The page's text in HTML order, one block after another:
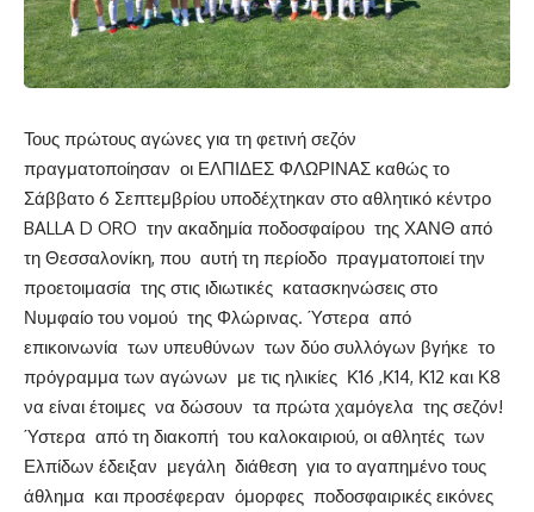
Τους πρώτους αγώνες για τη φετινή σεζόν
πραγματοποίησαν οι ΕΛΠΙΔΕΣ ΦΛΩΡΙΝΑΣ καθώς το
Σάββατο 6 Σεπτεμβρίου υποδέχτηκαν στο αθλητικό κέντρο
BALLA D ORO την ακαδημία ποδοσφαίρου της ΧΑΝΘ από
τη Θεσσαλονίκη, που αυτή τη περίοδο πραγματοποιεί την
προετοιμασία της στις ιδιωτικές κατασκηνώσεις στο
Νυμφαίο του νομού της Φλώρινας. Ύστερα από
επικοινωνία των υπευθύνων των δύο συλλόγων βγήκε το
πρόγραμμα των αγώνων με τις ηλικίες Κ16 ,Κ14, Κ12 και Κ8
να είναι έτοιμες να δώσουν τα πρώτα χαμόγελα της σεζόν!
Ύστερα από τη διακοπή του καλοκαιριού, οι αθλητές των
Ελπίδων έδειξαν μεγάλη διάθεση για το αγαπημένο τους
άθλημα και προσέφεραν όμορφες ποδοσφαιρικές εικόνες